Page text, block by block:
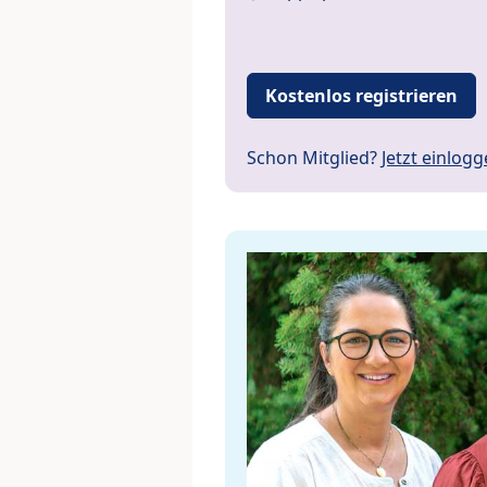
Kostenlos registrieren
Schon Mitglied? Jetzt